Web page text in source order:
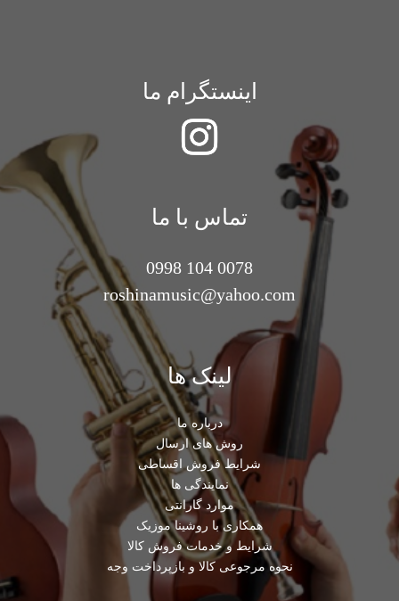
اینستگرام ما
تماس با ما
0078 104 0998
roshinamusic@yahoo.com
لینک ها
درباره ما
روش های ارسال
شرایط فروش اقساطی
نمایندگی ها
موارد گارانتی
همکاری با روشینا موزیک
شرایط و خدمات فروش کالا
نحوه مرجوعی کالا و بازپرداخت وجه